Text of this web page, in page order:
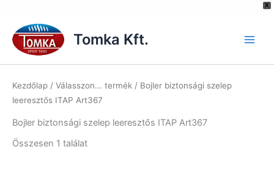
X
content
Tomka Kft.
Kezdőlap / Válasszon... termék / Bojler biztonsági szelep
leeresztős ITAP Art367
Bojler biztonsági szelep leeresztős ITAP Art367
Összesen 1 találat